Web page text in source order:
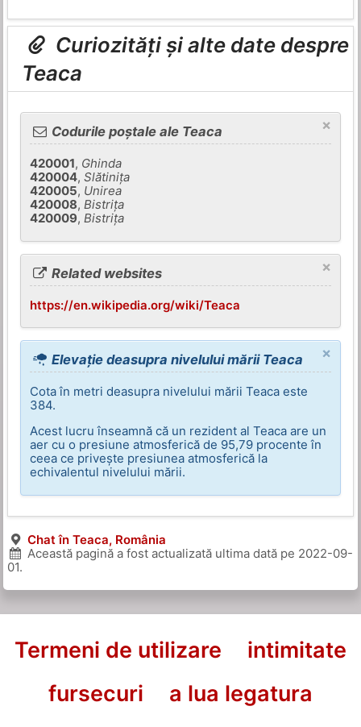
Curiozități și alte date despre
Teaca
×
Codurile poștale ale Teaca
420001, Ghinda
420004,Slătiniţa
420005, Unirea
420008,Bistriţa
420009,Bistriţa
×
Related websites
https://en.wikipedia.org/wiki/Teaca
×
Elevație deasupra nivelului mării Teaca
Cota în metri deasupra nivelului mării Teaca este
384.
Acest lucru înseamnă că un rezident al Teaca are un
aer cu o presiune atmosferică de 95,79 procente în
ceea ce privește presiunea atmosferică la
echivalentul nivelului mării.
Chat în Teaca, România
Această pagină a fost actualizată ultima dată pe 2022-09-
01.
Termeni de utilizare
intimitate
fursecuri
a lua legatura